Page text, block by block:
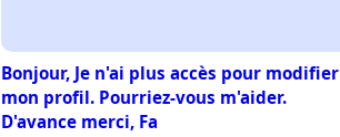
Bonjour, Je n'ai plus accès pour modifier
mon profil. Pourriez-vous m'aider.
D'avance merci, Fa